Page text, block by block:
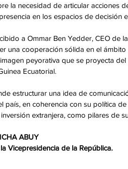
la necesidad de articular acciones
en los espacios de decisión
a Ommar Ben Yedder, CEO de
una cooperación sólida en el
peyorativa que se proyecta
Ecuatorial.
estructurar una idea de
país, en coherencia con su política
extranjera, como pilares de
ABUY
Vicepresidencia de la República.